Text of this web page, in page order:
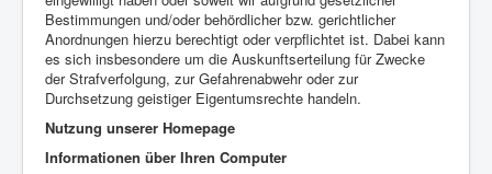
Bestimmungen und/oder behördlicher bzw. gerichtlicher
Anordnungen hierzu berechtigt oder verpflichtet ist. Dabei kann
es sich insbesondere um die Auskunftserteilung für Zwecke
der Strafverfolgung, zur Gefahrenabwehr oder zur
Durchsetzung geistiger Eigentumsrechte handeln.
Nutzung unserer Homepage
Informationen über Ihren Computer